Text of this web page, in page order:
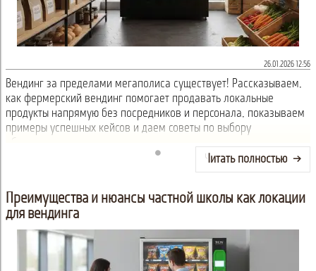
26.01.2026 12:56
Вендинг за пределами мегаполиса существует! Рассказываем,
как фермерский вендинг помогает продавать локальные
продукты напрямую без посредников и персонала, показываем
примеры успешных кейсов и даем советы по выбору
оборудования.
Читать полностью
Преимущества и нюансы частной школы как локации
для вендинга